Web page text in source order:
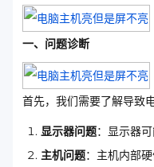
一、问题诊断
首先，我们需要了解导致
显示器问题：显示器
主机问题：主机内部